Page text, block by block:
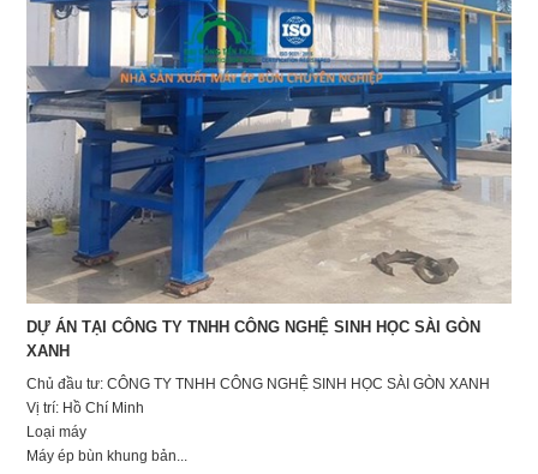
DỰ ÁN TẠI CÔNG TY TNHH CÔNG NGHỆ SINH HỌC SÀI GÒN
XANH
Chủ đầu tư: CÔNG TY TNHH CÔNG NGHỆ SINH HỌC SÀI GÒN XANH
Vị trí: Hồ Chí Minh
Loại máy
Máy ép bùn khung bản...